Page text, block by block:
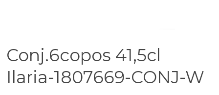
Conj.6copos 41,5cl
Ilaria-1807669-CONJ-W